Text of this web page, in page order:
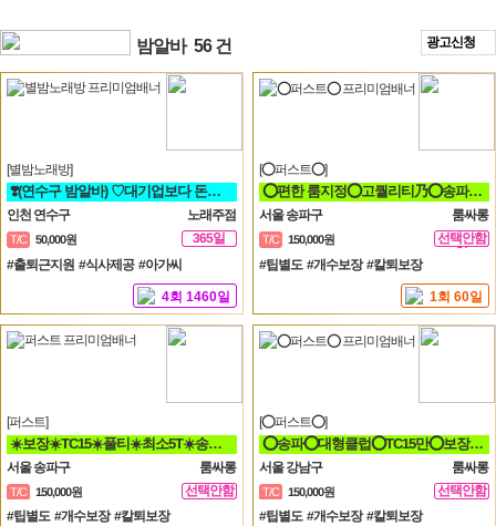
밤알바 56 건 광고신청
[별밤노래방]
❣️(연수구 밤알바) ♡대기업보다 돈더벌자 젊은실장♡❣️
인천 연수구 노래주점
T/C 50,000원
365일
#출퇴근지원 #식사제공 #아가씨
4회 1460일
[⭕퍼스트⭕]
⭕편한 룸지정⭕고퀄리티乃⭕송파구⭕방이동⭕잠실⭕석촌동⭕강남구⭕서초구⭕논현동
서울 송파구 룸싸롱
T/C 150,000원
선택안함
일
#팁별도 #개수보장 #칼퇴보장
1회 60일
[퍼스트]
☀️보장☀️TC15☀️풀티☀️최소5T☀️송파방이잠실석촌☀️강남역삼☀️선릉
서울 송파구 룸싸롱
T/C 150,000원
선택안함
일
#팁별도 #개수보장 #칼퇴보장
[⭕퍼스트⭕]
⭕송파⭕대형클럽⭕TC15만⭕보장⭕최소5개⭕송파⭕방이⭕잠실⭕석촌⭕강남⭕역삼⭕선릉⭕
서울 강남구 룸싸롱
T/C 150,000원
선택안함
일
#팁별도 #개수보장 #칼퇴보장